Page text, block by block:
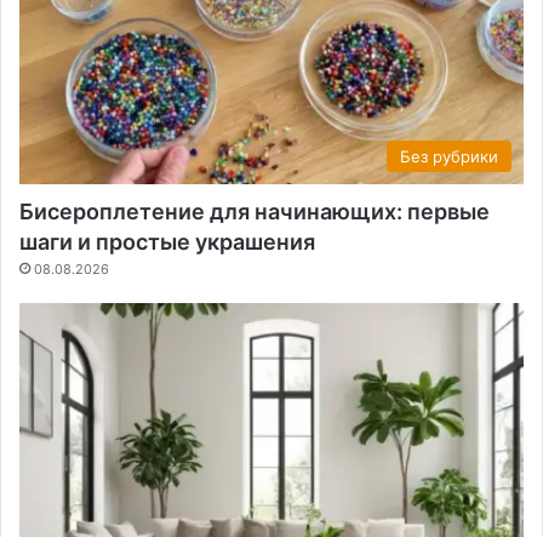
Без рубрики
Бисероплетение для начинающих: первые
шаги и простые украшения
08.08.2026